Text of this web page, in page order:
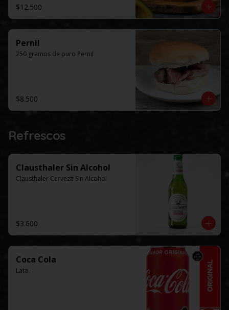
$12.500
Pernil
250 gramos de puro Pernil
$8.500
Refrescos
Clausthaler Sin Alcohol
Clausthaler Cerveza Sin Alcohol
$3.600
Coca Cola
Lata.